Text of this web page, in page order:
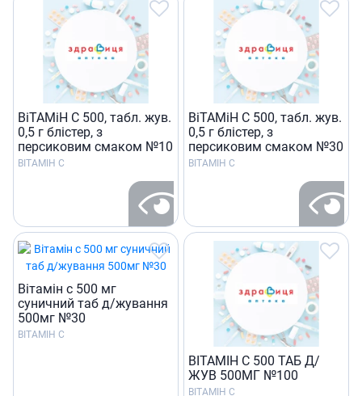
ВiТАМiН C 500, табл. жув.
0,5 г блiстер, з
персиковим смаком №10
ВІТАМІН С
ВiТАМiН C 500, табл. жув.
0,5 г блiстер, з
персиковим смаком №30
ВІТАМІН С
Вiтамiн с 500 мг
суничний таб д/жування
500мг №30
ВІТАМІН С
ВIТАМIН С 500 ТАБ Д/
ЖУВ 500МГ №100
ВІТАМІН С